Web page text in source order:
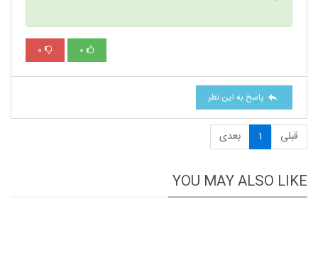
0
0
پاسخ به این نظر
قبلی 1 بعدی
YOU MAY ALSO LIKE